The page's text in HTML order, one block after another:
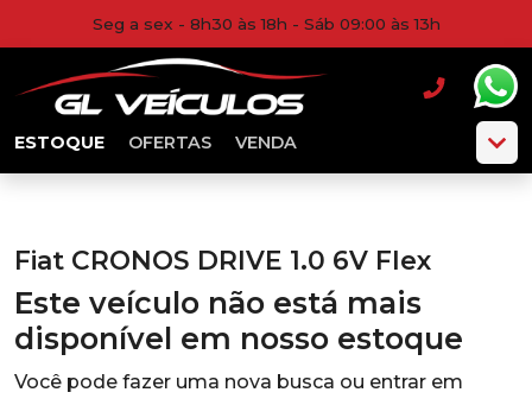
Seg a sex - 8h30 às 18h - Sáb 09:00 às 13h
ESTOQUE OFERTAS VENDA
Fiat CRONOS DRIVE 1.0 6V Flex
Este veículo não está mais
disponível em nosso estoque
Você pode fazer uma nova busca ou entrar em